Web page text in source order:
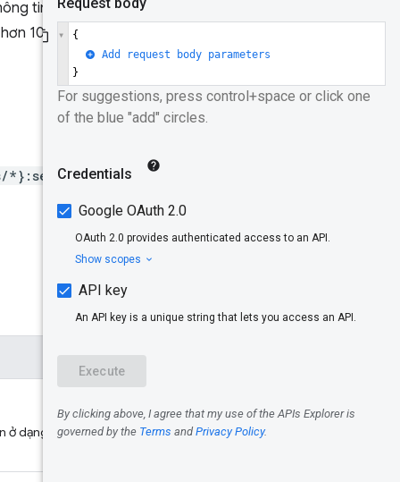
tin này sẽ được cập nhật
10.000 người dùng đang
ở dạng